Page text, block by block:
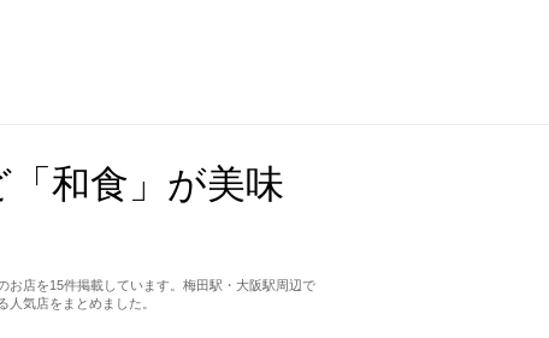
和食」が美味
お店を15件掲載しています。梅田駅・大阪駅周辺で
気店をまとめました。